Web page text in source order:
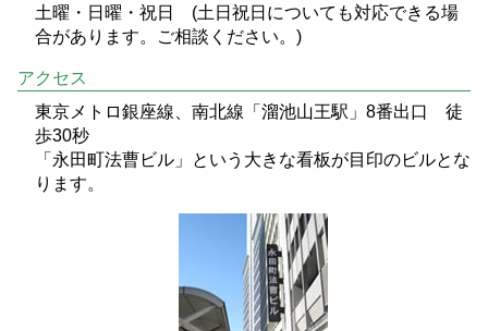
土曜・日曜・祝日 (土日祝日についても対応できる場
合があります。ご相談ください。)
アクセス
東京メトロ銀座線、南北線「溜池山王駅」8番出口 徒
歩30秒
「永田町法曹ビル」という大きな看板が目印のビルとな
ります。